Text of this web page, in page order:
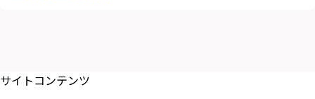
サイトコンテンツ